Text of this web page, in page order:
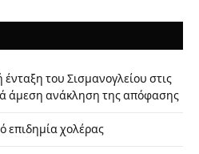
ένταξη του Σισμανογλείου στις
άμεση ανάκληση της απόφασης
επιδημία χολέρας